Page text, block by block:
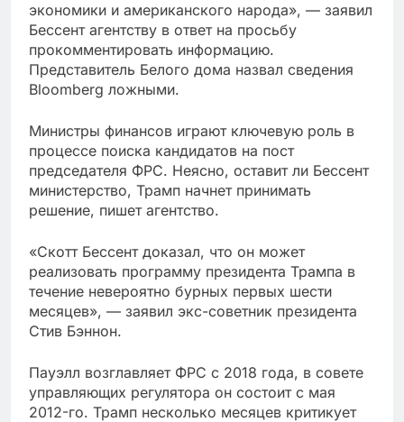
экономики и американского народа», — заявил
Бессент агентству в ответ на просьбу
прокомментировать информацию.
Представитель Белого дома назвал сведения
Bloomberg ложными.
Министры финансов играют ключевую роль в
процессе поиска кандидатов на пост
председателя ФРС. Неясно, оставит ли Бессент
министерство, Трамп начнет принимать
решение, пишет агентство.
«Скотт Бессент доказал, что он может
реализовать программу президента Трампа в
течение невероятно бурных первых шести
месяцев», — заявил экс-советник президента
Стив Бэннон.
Пауэлл возглавляет ФРС с 2018 года, в совете
управляющих регулятора он состоит с мая
2012-го. Трамп несколько месяцев критикует